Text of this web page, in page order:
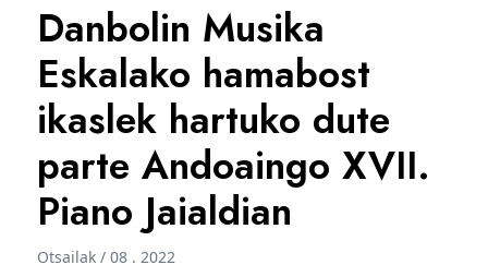
Danbolin Musika
Eskalako hamabost
ikaslek hartuko dute
parte Andoaingo XVII.
Piano Jaialdian
Otsailak / 08 . 2022